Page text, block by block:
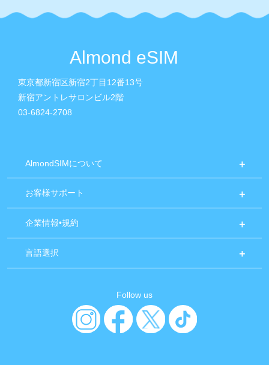
Almond eSIM
東京都新宿区新宿2丁目12番13号
新宿アントレサロンビル2階
03-6824-2708
AlmondSIMについて
お客様サポート
企業情報•規約
言語選択
Follow us